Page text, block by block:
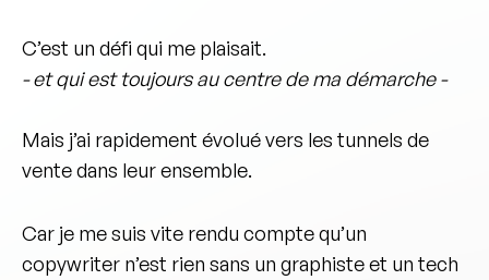
C’est un défi qui me plaisait.
- et qui est toujours au centre de ma démarche -
Mais j’ai rapidement évolué vers les tunnels de
vente dans leur ensemble.
Car je me suis vite rendu compte qu’un
copywriter n’est rien sans un graphisteet un tech